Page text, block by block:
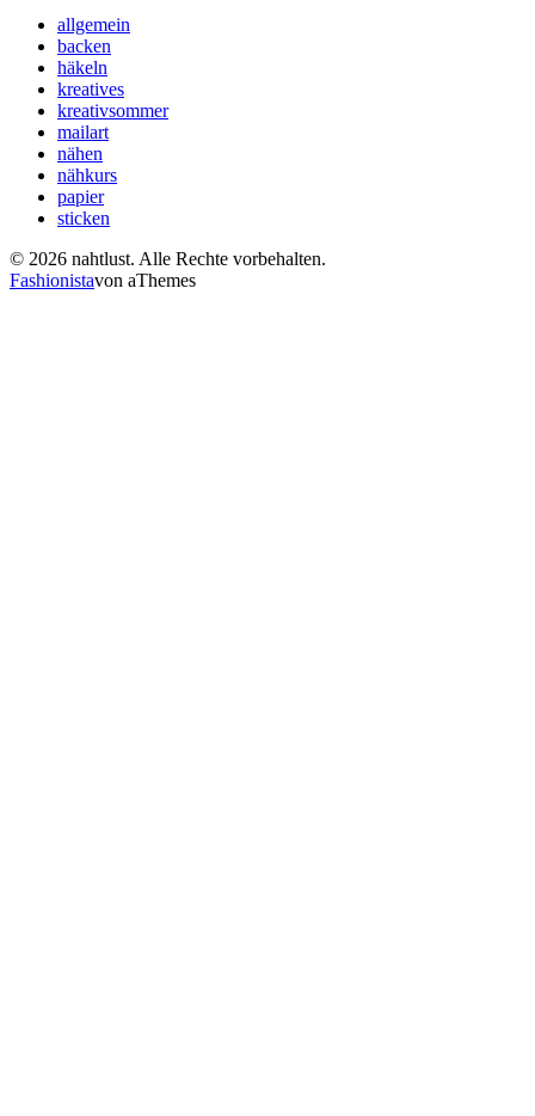
allgemein
backen
häkeln
kreatives
kreativsommer
mailart
nähen
nähkurs
papier
sticken
© 2026 nahtlust. Alle Rechte vorbehalten.
Fashionistavon aThemes